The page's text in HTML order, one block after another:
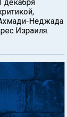
декабря
Неджада
Израиля.